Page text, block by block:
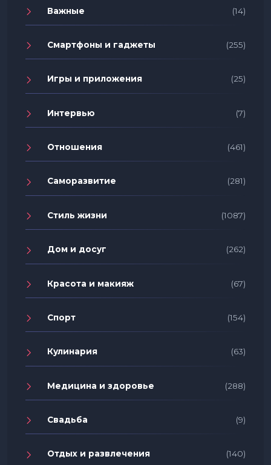
Важные (14)
Смартфоны и гаджеты (255)
Игры и приложения (25)
Интервью (7)
Отношения (461)
Саморазвитие (281)
Стиль жизни (1087)
Дом и досуг (262)
Красота и макияж (67)
Спорт (154)
Кулинария (63)
Медицина и здоровье (288)
Свадьба (9)
Отдых и развлечения (140)